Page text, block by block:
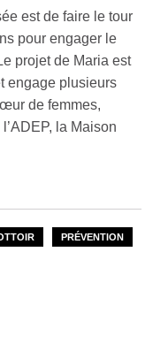
est de faire le tour
pour engager le
projet de Maria est
engage plusieurs
de femmes,
la Maison
PRÉVENTION